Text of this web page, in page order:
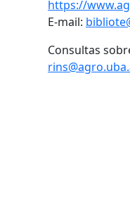
https://
E-mail:
Consultas